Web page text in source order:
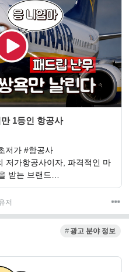
1등인 항공사
저가 #항공사
저가항공사이자, 파격적인 마
받는 브랜드…
저
광고 분야 정보